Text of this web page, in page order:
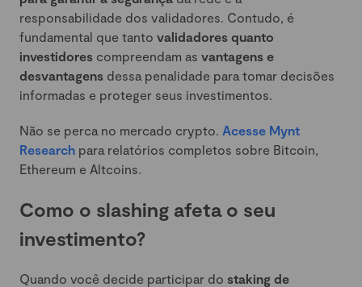
responsabilidade dos validadores. Contudo, é
fundamental que tanto validadores quanto
investidores compreendam as vantagens e
desvantagens dessa penalidade para tomar decisões
informadas e proteger seus investimentos.
Não se perca no mercado crypto. Acesse Mynt
Research para relatórios completos sobre Bitcoin,
Ethereum e Altcoins.
Como o slashing afeta o seu
investimento?
Quando você decide participar do staking de